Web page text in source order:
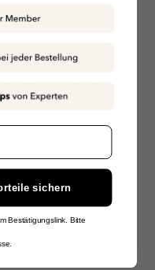
Fachpersonal
für jedes
sichern
Bestätigungslink. Bitte